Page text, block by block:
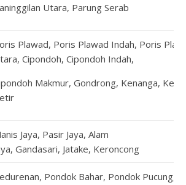
Utara, Parung Serab
Plawad, Poris Plawad Indah, Poris
Cipondoh, Cipondoh Indah,
Makmur, Gondrong, Kenanga,
Jaya, Pasir Jaya, Alam
Gandasari, Jatake, Keroncong
Pondok Bahar, Pondok Pucung,